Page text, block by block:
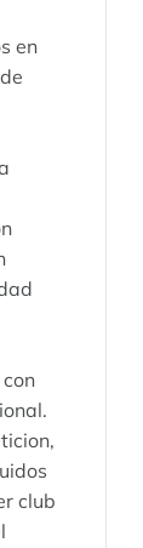
en
club